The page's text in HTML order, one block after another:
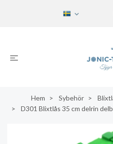
Hem Sybehör
D301 Blixtlås 35 cm delrin